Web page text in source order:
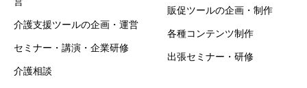
介護支援ツールの企画・運営
セミナー・講演・企業研修
介護相談
販促ツールの企画・制作
各種コンテンツ制作
出張セミナー・研修